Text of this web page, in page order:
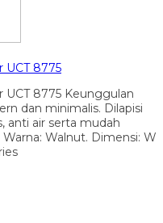
UCT 8775
8775 Keunggulan
dan minimalis. Dilapisi
anti air serta mudah
Walnut. Dimensi: W